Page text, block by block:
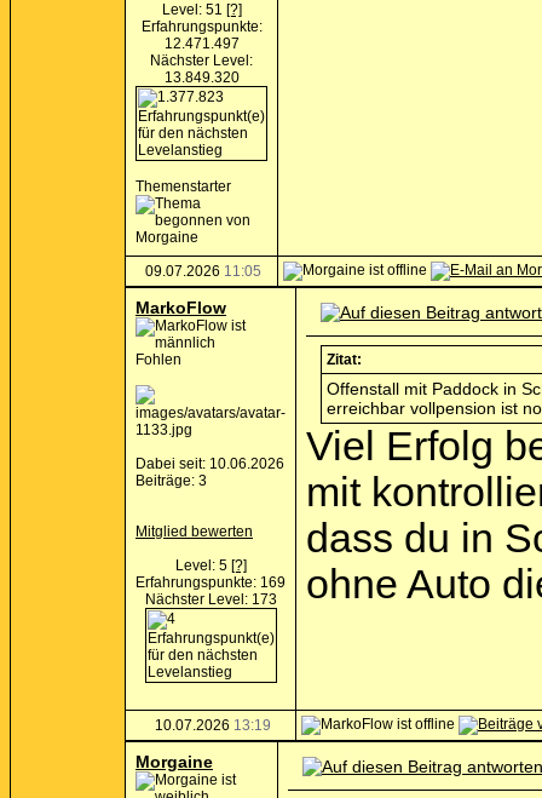
Level: 51 [?]
Erfahrungspunkte:
12.471.497
Nächster Level:
13.849.320
Themenstarter
09.07.2026 11:05
MarkoFlow
Fohlen
Dabei seit: 10.06.2026
Beiträge: 3
Mitglied bewerten
Level: 5 [?]
Erfahrungspunkte: 169
Nächster Level: 173
Zitat:
Offenstall mit Paddock in
erreichbar vollpension ist
Viel Erfolg
mit
dass du in
ohne Auto
10.07.2026 13:19
Morgaine